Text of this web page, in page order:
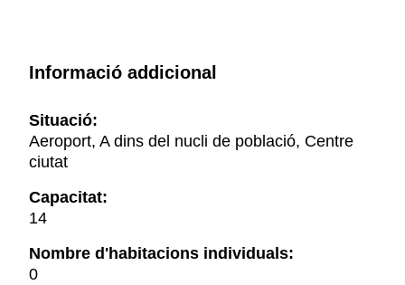
Informació addicional
Situació:
Aeroport, A dins del nucli de població, Centre
ciutat
Capacitat:
14
Nombre d'habitacions individuals:
0